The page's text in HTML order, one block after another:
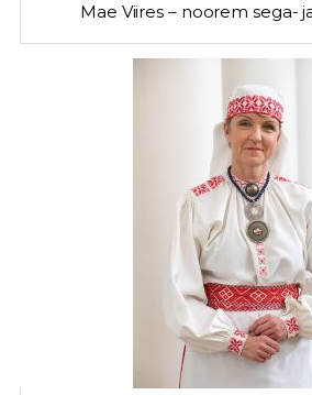
Mae Viires – noorem sega-